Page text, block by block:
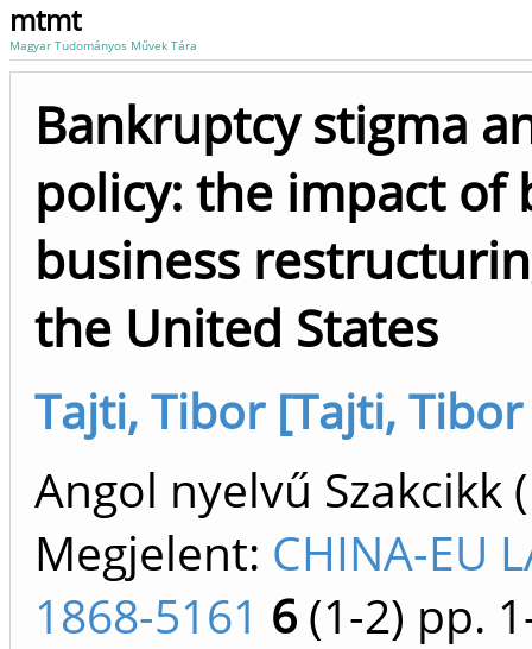
mtmt
Magyar Tudományos Művek Tára
Bankruptcy stigma
policy: the impact of
business
the United States
Tajti, Tibor [Tajti, Tibor
Angol nyelvű
Megjelent: CHINA-EU
1868-5161 6 (1-2) pp.